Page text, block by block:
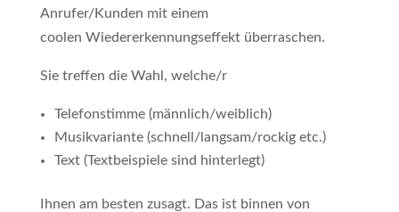
Anrufer/Kunden mit einem
coolen Wiedererkennungseffekt überraschen.
Sie treffen die Wahl, welche/r
Telefonstimme (männlich/weiblich)
Musikvariante (schnell/langsam/rockig etc.)
Text (Textbeispiele sind hinterlegt)
Ihnen am besten zusagt. Das ist binnen von